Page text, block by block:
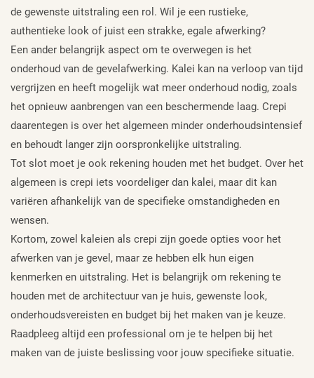
de gewenste uitstraling een rol. Wil je een rustieke,
authentieke look of juist een strakke, egale afwerking?
Een ander belangrijk aspect om te overwegen is het
onderhoud van de gevelafwerking. Kalei kan na verloop van tijd
vergrijzen en heeft mogelijk wat meer onderhoud nodig, zoals
het opnieuw aanbrengen van een beschermende laag. Crepi
daarentegen is over het algemeen minder onderhoudsintensief
en behoudt langer zijn oorspronkelijke uitstraling.
Tot slot moet je ook rekening houden met het budget. Over het
algemeen is crepi iets voordeliger dan kalei, maar dit kan
variëren afhankelijk van de specifieke omstandigheden en
wensen.
Kortom, zowel kaleien als crepi zijn goede opties voor het
afwerken van je gevel, maar ze hebben elk hun eigen
kenmerken en uitstraling. Het is belangrijk om rekening te
houden met de architectuur van je huis, gewenste look,
onderhoudsvereisten en budget bij het maken van je keuze.
Raadpleeg altijd een professional om je te helpen bij het
maken van de juiste beslissing voor jouw specifieke situatie.